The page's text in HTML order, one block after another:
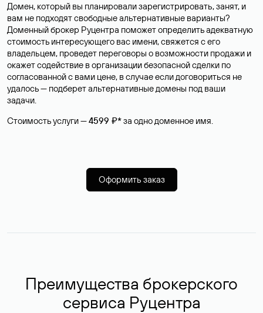
Домен, который вы планировали зарегистрировать, занят, и
вам не подходят свободные альтернативные варианты?
Доменный брокер Руцентра поможет определить адекватную
стоимость интересующего вас имени, свяжется с его
владельцем, проведет переговоры о возможности продажи и
окажет содействие в организации безопасной сделки по
согласованной с вами цене, в случае если договориться не
удалось — подберет альтернативные домены под ваши
задачи.
Стоимость услуги —4599 ₽*за одно доменное имя.
Оформить заказ
Преимущества брокерского
сервиса Руцентра